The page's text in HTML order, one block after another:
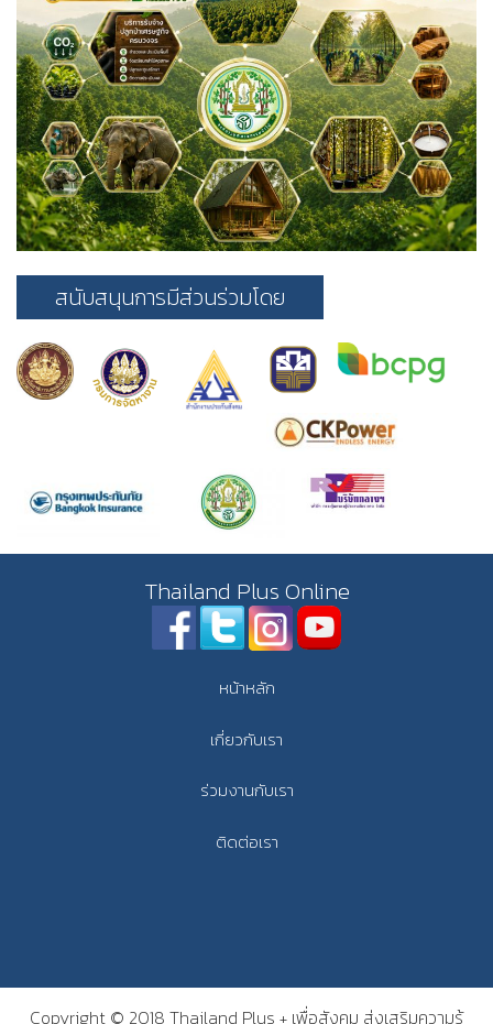
สนับสนุนการมีส่วนร่วมโดย
Thailand Plus Online
หน้าหลัก
เกี่ยวกับเรา
ร่วมงานกับเรา
ติดต่อเรา
Copyright © 2018 Thailand Plus + เพื่อสังคม ส่งเสริมความรู้